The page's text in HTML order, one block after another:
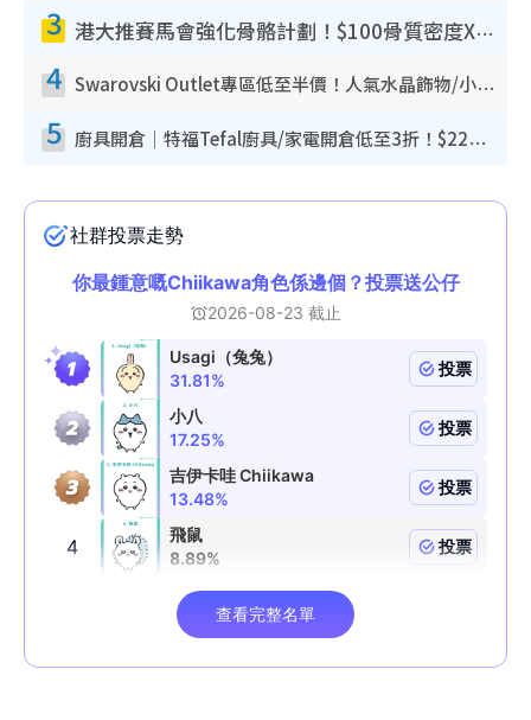
3 港大推賽馬會強化骨骼計劃！$100骨質密度X光檢查 完成免費運動訓練送超市禮券！附參加資格
4 Swarovski Outlet專區低至半價！人氣水晶飾物/小擺設$138起！迪士尼款/水晶高跟鞋都有平
5 廚具開倉｜特福Tefal廚具/家電開倉低至3折！$220起買平底鍋/炒鑊/湯煲！電飯煲/吸塵機/燙斗$418起